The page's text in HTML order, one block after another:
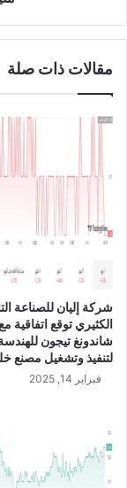
م
ك
ش
ة
ل
ت
ت
ك
س
ا
ئ
مقالات ذات صلة
شركة إليان للصناعة
الكثيري توقع اتفاقية
شاندونغ تيجون للهندسة
لتنفيذ وتشغيل مصنع
فبراير 14, 2025